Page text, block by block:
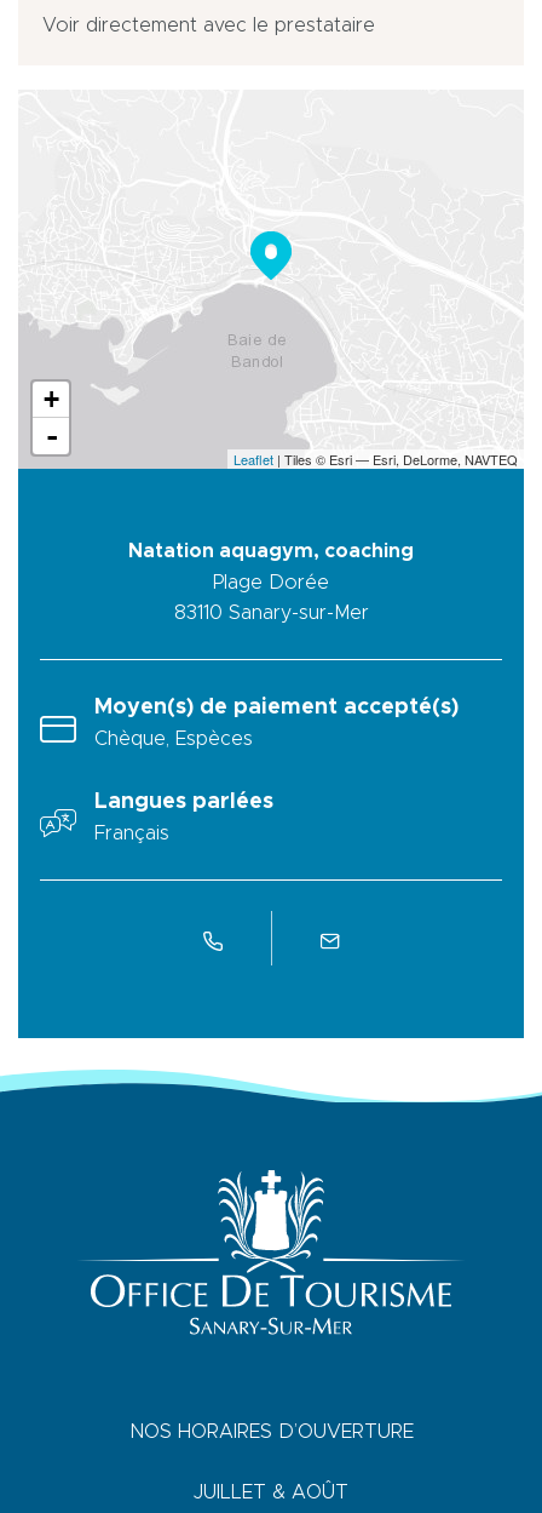
Voir directement avec le prestataire
+
-
Leaflet | Tiles © Esri — Esri, DeLorme, NAVTEQ
Natation aquagym, coaching
Plage Dorée
83110 Sanary-sur-Mer
Moyen(s) de paiement accepté(s)
Chèque, Espèces
Langues parlées
Français
NOS HORAIRES D’OUVERTURE
JUILLET & AOÛT